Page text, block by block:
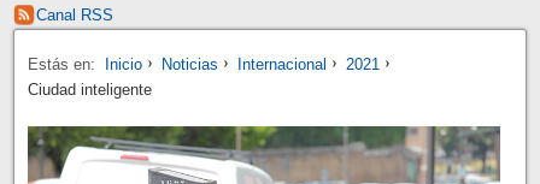
Canal RSS
Estás en: Inicio Noticias Internacional
2021
Ciudad inteligente